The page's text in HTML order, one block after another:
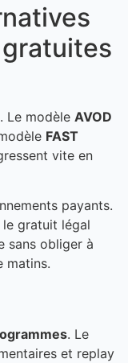
Le modèle AVOD
FAST
vite en
payants.
le gratuit légal
sans obliger à
matins.
. Le
et replay